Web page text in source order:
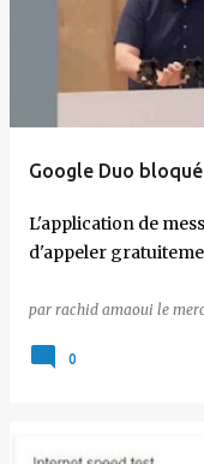
Google Duo
L'application de
d'appeler
par rachid amaoui le
0